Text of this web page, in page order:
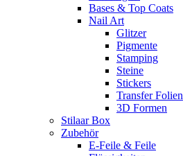
Bases & Top Coats
Nail Art
Glitzer
Pigmente
Stamping
Steine
Stickers
Transfer Folien
3D Formen
Stilaar Box
Zubehör
E-Feile & Feile